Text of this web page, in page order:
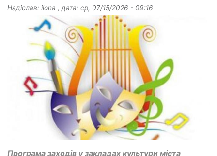
Надіслав: ilona , дата: ср, 07/15/2026 - 09:16
Програма заходів у закладах культури міста